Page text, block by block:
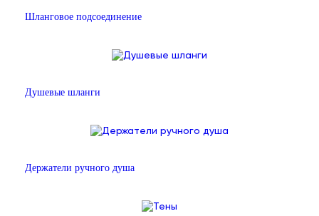
Шланговое подсоединение
Душевые шланги
Держатели ручного душа